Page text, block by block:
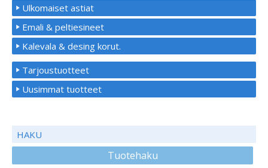
Ulkomaiset astiat
Emali & peltiesineet
Kalevala & desing korut.
Tarjoustuotteet
Uusimmat tuotteet
HAKU
Tuotehaku